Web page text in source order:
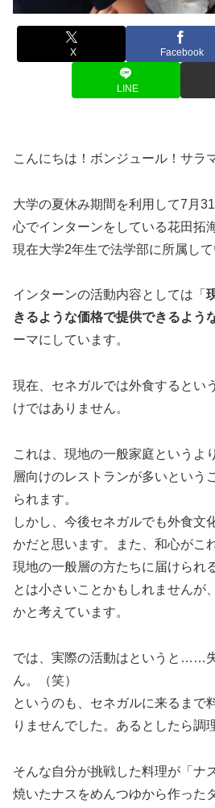
X Facebook
LINE
こんにちは！ボンジュール！サラ
大学の夏休み期間を利用して7月
心でインターンをしている花田拓
現在大学2年生で法学部に所属して
インターンの活動内容としては「
きるような価格で提供できるよう
ーマにしています。
現在、セネガルでは外食するとい
けではありません。
これは、現地の一般家庭というよ
層向けのレストランが多いという
られます。
しかし、今後セネガルでも外食文
かだと思います。また、和心がこ
現地の一般層の方たちに届けられ
とは小さいことかもしれませんが
かと考えています。
では、実際の活動はというと……
ん。（笑）
というのも、セネガルに来るまで
りませんでした。あるとしたら調
そんな自分が挑戦した料理が「ナ
焼いたナスをめんつゆから作った